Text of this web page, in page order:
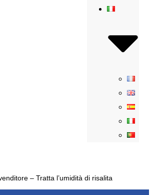
– Tratta l’umidità di risalita